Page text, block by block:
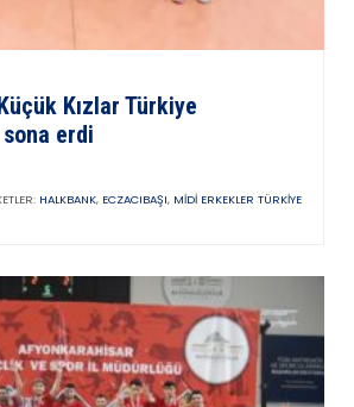
Kızlar Türkiye
erdi
HALKBANK, ECZACIBAŞI, MIDI ERKEKLER TÜRKIYE